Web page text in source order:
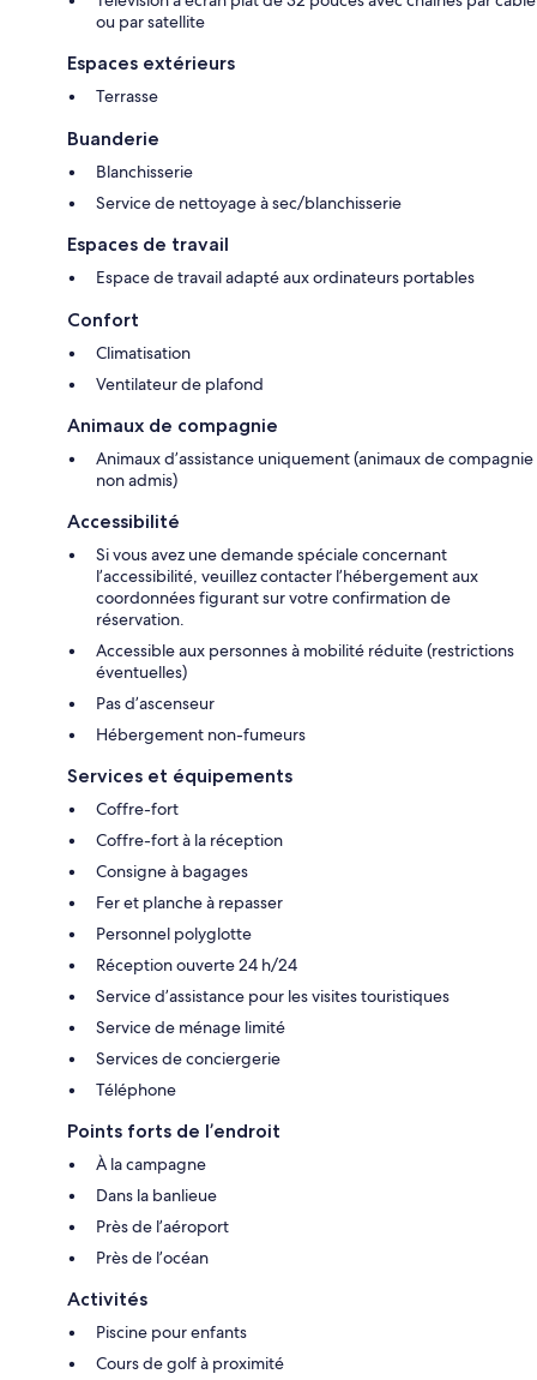
ou par satellite
Espaces extérieurs
Terrasse
Buanderie
Blanchisserie
Service de nettoyage à sec/blanchisserie
Espaces de travail
Espace de travail adapté aux ordinateurs portables
Confort
Climatisation
Ventilateur de plafond
Animaux de compagnie
Animaux d’assistance uniquement (animaux de compagnie
non admis)
Accessibilité
Si vous avez une demande spéciale concernant
l’accessibilité, veuillez contacter l’hébergement aux
coordonnées figurant sur votre confirmation de
réservation.
Accessible aux personnes à mobilité réduite (restrictions
éventuelles)
Pas d’ascenseur
Hébergement non-fumeurs
Services et équipements
Coffre-fort
Coffre-fort à la réception
Consigne à bagages
Fer et planche à repasser
Personnel polyglotte
Réception ouverte 24 h/24
Service d’assistance pour les visites touristiques
Service de ménage limité
Services de conciergerie
Téléphone
Points forts de l’endroit
À la campagne
Dans la banlieue
Près de l’aéroport
Près de l’océan
Activités
Piscine pour enfants
Cours de golf à proximité